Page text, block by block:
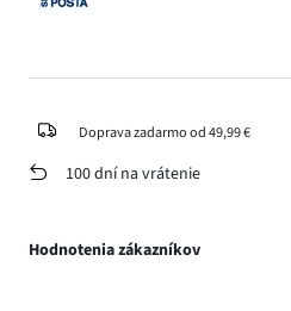
Doprava zadarmo od 49,99 €
100 dní na vrátenie
Hodnotenia zákazníkov